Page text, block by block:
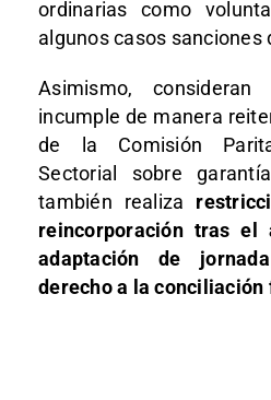
ordinarias como
algunos casos sanciones
Asimismo,
incumple de manera
de la Comisión
Sectorial sobre
también realiza
reincorporación tras
adaptación de
derecho a la